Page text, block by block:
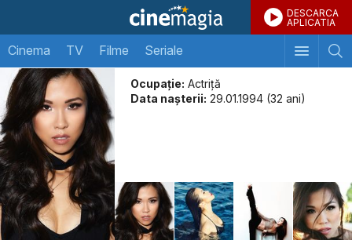
DESCARCA
APLICATIA
Cinema TV Filme Seriale
Ocupație: Actriță
Data naşterii: 29.01.1994 (32 ani)